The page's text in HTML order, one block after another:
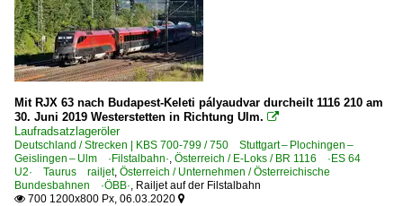
Mit RJX 63 nach Budapest-Keleti pályaudvar durcheilt 1116 210 am
30. Juni 2019 Westerstetten in Richtung Ulm. 
Laufradsatzlageröler
Deutschland / Strecken | KBS 700-799 / 750 Stuttgart – Plochingen –
Geislingen – Ulm ·Filstalbahn·, Österreich / E-Loks / BR 1116 ·ES 64
U2· Taurus railjet, Österreich / Unternehmen / Österreichische
Bundesbahnen ·ÖBB·, Railjet auf der Filstalbahn
 700 1200x800 Px, 06.03.2020 